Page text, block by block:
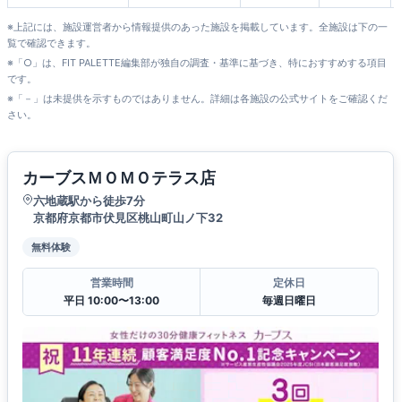
※上記には、施設運営者から情報提供のあった施設を掲載しています。全施設は下の一
覧で確認できます。
※「○」は、FIT PALETTE編集部が独自の調査・基準に基づき、特におすすめする項目
です。
※「－」は未提供を示すものではありません。詳細は各施設の公式サイトをご確認くだ
さい。
カーブスＭＯＭＯテラス店
六地蔵駅から徒歩7分
京都府京都市伏見区桃山町山ノ下32
無料体験
営業時間
平日 10:00〜13:00
定休日
毎週日曜日